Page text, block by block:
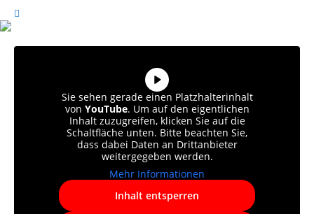
Sie sehen gerade einen Platzhalterinhalt
von YouTube. Um auf den eigentlichen
Inhalt zuzugreifen, klicken Sie auf die
Schaltfläche unten. Bitte beachten Sie,
dass dabei Daten an Drittanbieter
weitergegeben werden.
Mehr Informationen
Inhalt entsperren